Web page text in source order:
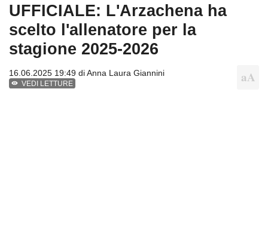
UFFICIALE: L'Arzachena ha
scelto l'allenatore per la
stagione 2025-2026
16.06.2025 19:49 diAnna Laura Giannini
VEDI LETTURE